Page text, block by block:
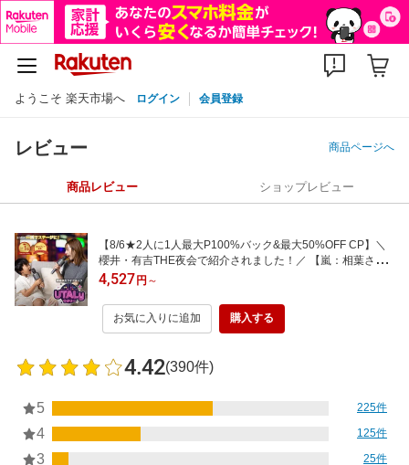
ようこそ 楽天市場へ ログイン 会員登録
レビュー 商品ページへ
商品レビュー ショップレビュー
【8/6★2人に1人最大P100%バック&最大50%OFF CP】＼
櫻井・有吉THE夜会で紹介されました！／ 【嵐：相葉さん
ご愛用】 Smaly カラオケマイク bluetooth 家庭用 カラオケ
ノイズキャンセリング 子供 ワイヤレス マイク Android iPho
ne 対応 カラオケセット スピーカー
4,527円 ～
お気に入りに追加 購入する
4.42(390件)
5 225件
4 125件
3 25件